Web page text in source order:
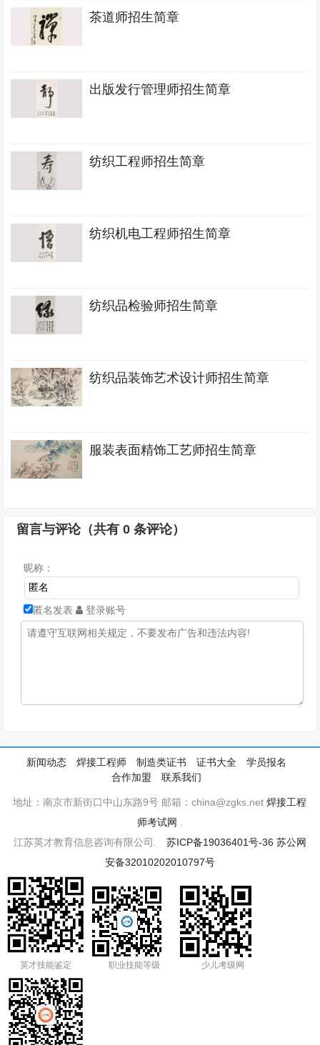
茶道师招生简章
出版发行管理师招生简章
纺织工程师招生简章
纺织机电工程师招生简章
纺织品检验师招生简章
纺织品装饰艺术设计师招生简章
服装表面精饰工艺师招生简章
留言与评论（共有0 条评论）
昵称：
匿名发表 登录账号
新闻动态 焊接工程师 制造类证书 证书大全
学员报名
合作加盟
联系我们
地址：南京市新街口中山东路9号 邮箱：china@zgks.net焊接工程
师考试网
江苏英才教育信息咨询有限公司. 苏ICP备19036401号-36 苏公网
安备32010202010797号
英才技能鉴定 职业技能等级 少儿考级网